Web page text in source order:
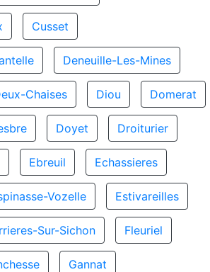
Cusset
Deneuille-Les-Mines
Chaises Diou Domerat
Doyet Droiturier
Ebreuil Echassieres
Vozelle Estivareilles
Sur-Sichon Fleuriel
Gannat